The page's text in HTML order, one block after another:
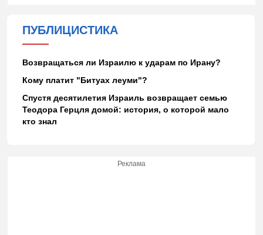
ПУБЛИЦИСТИКА
Возвращаться ли Израилю к ударам по Ирану?
Кому платит "Битуах леуми"?
Спустя десятилетия Израиль возвращает семью
Теодора Герцля домой: история, о которой мало
кто знал
Реклама